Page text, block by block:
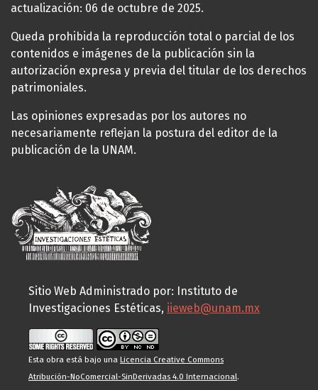
actualización: 06 de octubre de 2025.
Queda prohibida la reproducción total o parcial de los
contenidos e imágenes de la publicación sin la
autorización expresa y previa del titular de los derechos
patrimoniales.
Las opiniones expresadas por los autores no
necesariamente reflejan la postura del editor de la
publicación de la UNAM.
Sitio Web Administrado por: Instituto de
Investigaciones Estéticas, iieweb@unam.mx
Esta obra está bajo una Licencia Creative Commons
Atribución-NoComercial-SinDerivadas 4.0 Internacional.